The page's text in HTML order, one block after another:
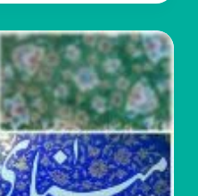
چاپ
فوری
بنر
،
لیوان
،
مگنت